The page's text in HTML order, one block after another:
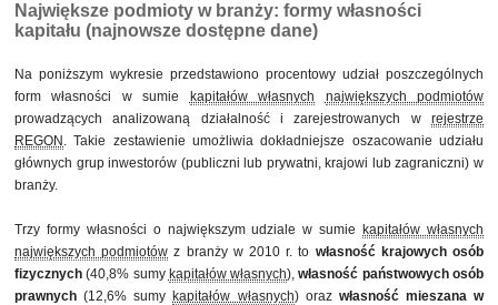
Największe podmioty w branży: formy własności
kapitału (najnowsze dostępne dane)
Na poniższym wykresie przedstawiono procentowy udział poszczególnych
form własności w sumie
kapitałów własnych
największych podmiotów
prowadzących analizowaną działalność i zarejestrowanych w rejestrze
REGON . Takie zestawienie umożliwia dokładniejsze oszacowanie udziału
głównych grup inwestorów (publiczni lub prywatni, krajowi lub zagraniczni) w
branży.
Trzy formy własności o największym udziale w sumie
kapitałów własnych
największych podmiotów z branży w 2010 r. to własność krajowych osób
fizycznych (40,8% sumy kapitałów własnych),własność państwowych osób
prawnych (12,6% sumy kapitałów własnych) oraz własność mieszana w